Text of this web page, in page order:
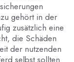
gehört in der
zusätzlich eine
die Schäden
der nutzenden